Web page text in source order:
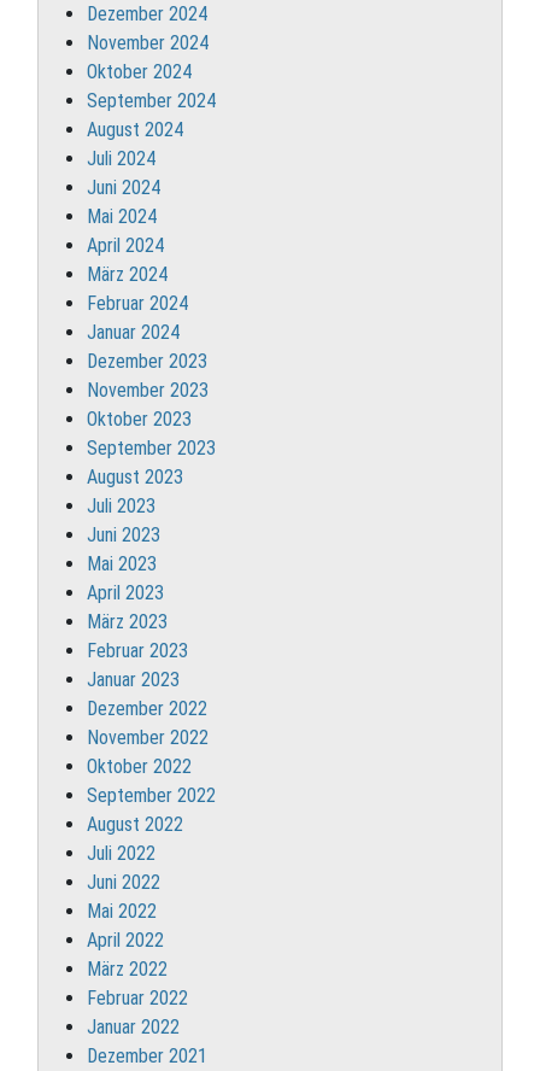
Dezember 2024
November 2024
Oktober 2024
September 2024
August 2024
Juli 2024
Juni 2024
Mai 2024
April 2024
März 2024
Februar 2024
Januar 2024
Dezember 2023
November 2023
Oktober 2023
September 2023
August 2023
Juli 2023
Juni 2023
Mai 2023
April 2023
März 2023
Februar 2023
Januar 2023
Dezember 2022
November 2022
Oktober 2022
September 2022
August 2022
Juli 2022
Juni 2022
Mai 2022
April 2022
März 2022
Februar 2022
Januar 2022
Dezember 2021